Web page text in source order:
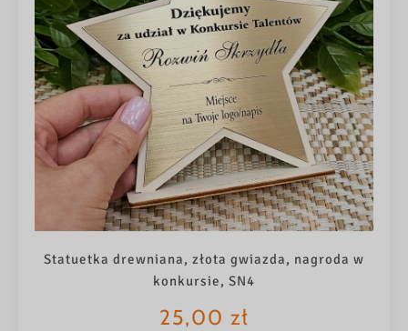
Statuetka drewniana, złota gwiazda, nagroda w
konkursie, SN4
25,00 zł